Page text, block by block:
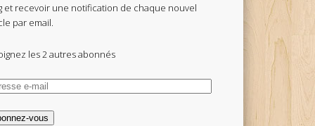
et recevoir une notification de chaque nouvel
par email.
les 2 autres abonnés
vous